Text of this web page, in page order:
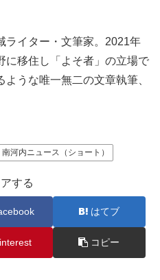
ライター・文筆家。2021年
に移住し「よそ者」の立場で
うな唯一無二の文章執筆、
南河内ニュース（ショート）
する
はてブ
コピー